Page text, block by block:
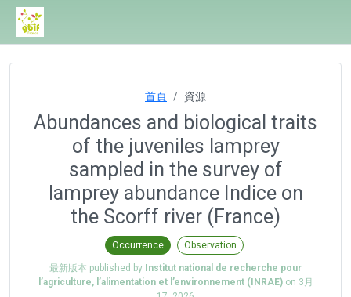
首頁 資源
Abundances and biological traits
of the juveniles lamprey
sampled in the survey of
lamprey abundance Indice on
the Scorff river (France)
Occurrence Observation
最新版本 published by Institut national de recherche pour
l’agriculture, l’alimentation et l’environnement (INRAE)on 3月